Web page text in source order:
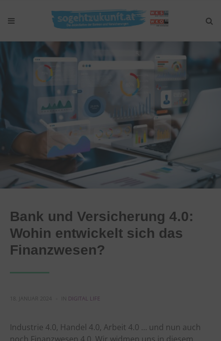
Bank und Versicherung 4.0:
Wohin entwickelt sich das
Finanzwesen?
18. JANUAR 2024 IN DIGITAL LIFE
Industrie 4.0, Handel 4.0, Arbeit 4.0 … und nun auch